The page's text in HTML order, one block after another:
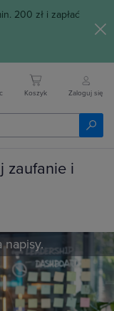
200 zł i zapłać
Koszyk Zaloguj się
zaufanie i
napisy.